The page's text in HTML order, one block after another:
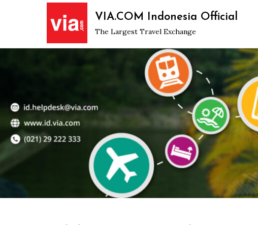
VIA.COM Indonesia Official
The Largest Travel Exchange